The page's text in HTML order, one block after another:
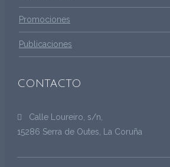
Promociones
Publicaciones
CONTACTO
Calle Loureiro, s/n,
15286 Serra de Outes, La Coruña